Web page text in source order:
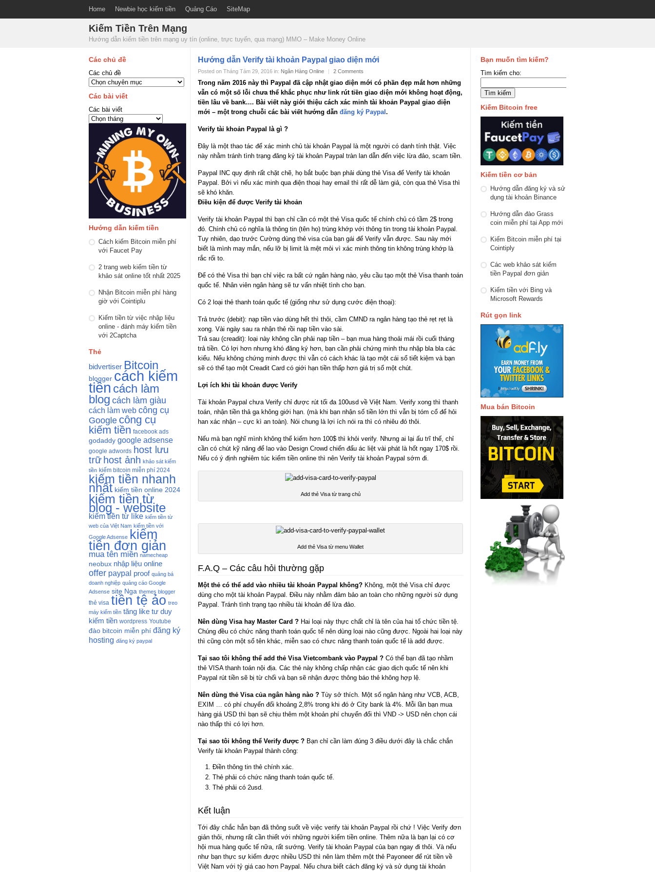
Home Newbie học kiếm tiền Quảng Cáo SiteMap
Kiếm Tiền Trên Mạng
Hướng dẫn kiếm tiền trên mạng uy tín (online, trực tuyến, qua mạng) MMO – Make Money Online
Các chủ đề
Các chủ đề
Các bài viết
Các bài viết
Hướng dẫn kiếm tiền
Cách kiếm Bitcoin miễn phí
với Faucet Pay
2 trang web kiếm tiền từ
khảo sát online tốt nhất 2025
Nhận Bitcoin miễn phí hàng
giờ với Cointiplu
Kiếm tiền từ việc nhập liệu
online - đánh máy kiếm tiền
với 2Captcha
Thẻ
bidvertiser Bitcoin
blogger cách kiếm
tiền cách làm
blog cách làm giàu
cách làm web công cụ
Google công cụ
kiếm tiền facebook ads
godaddy google adsense
google adwords host lưu
trữ host ảnh khảo sát kiếm
tiền kiếm bitcoin miễn phí 2024
kiếm tiền nhanh
nhất kiếm tiền online 2024
kiếm tiền từ
blog - website
kiếm tiền từ like kiếm tiền từ
web của Việt Nam kiếm tiền với
Google Adsense
kiếm
tiền đơn giản
mua tên miền namecheap
neobux nhập liệu online
offer paypal proof quảng bá
doanh nghiệp quảng cáo Google
Adsense site Nga themes blogger
thẻ visa tiền tệ ảo treo
máy kiếm tiền tăng like tư duy
kiếm tiền wordpress Youtube
đào bitcoin miễn phí đăng ký
hosting đăng ký paypal
Hướng dẫn Verify tài khoản Paypal giao diện mới
Posted on Tháng Tám 29, 2016 in: Ngân Hàng Online | 2 Comments
Trong năm 2016 này thì Paypal đã cập nhật giao diện mới có phần đẹp mắt hơn những
vẫn có một số lỗi chưa thể khắc phục như link rút tiền giao diện mới không hoạt động,
tiền lâu về bank…. Bài viết này giới thiệu cách xác minh tài khoản Paypal giao diện
mới – một trong chuỗi các bài viết hướng dẫn đăng ký Paypal .
Verify tài khoản Paypal là gì ?
Đây là một thao tác để xác minh chủ tài khoản Paypal là một người có danh tính thật. Việc
này nhằm tránh tình trạng đăng ký tài khoản Paypal tràn lan dẫn đến việc lừa đảo, scam tiền.
Paypal INC quy định rất chặt chẽ, họ bắt buộc bạn phải dùng thẻ Visa để Verify tài khoản
Paypal. Bởi vì nếu xác minh qua điện thoại hay email thì rất dễ làm giả, còn qua thẻ Visa thì
sẽ khó khăn.
Điều kiện để được Verify tài khoản
Verify tài khoản Paypal thì bạn chỉ cần có một thẻ Visa quốc tế chính chủ có tầm 2$ trong
đó. Chính chủ có nghĩa là thông tin (tên họ) trùng khớp với thông tin trong tài khoản Paypal.
Tuy nhiên, dạo trước Cường dùng thẻ visa của bạn gái để Verify vẫn được. Sau này mới
biết là mình may mắn, nếu lỡ bị limit là mệt mỏi vì xác minh thông tin không trùng khớp là
rắc rối to.
Để có thẻ Visa thì bạn chỉ việc ra bất cứ ngân hàng nào, yêu cầu tạo một thẻ Visa thanh toán
quốc tế. Nhân viên ngân hàng sẽ tư vấn nhiệt tình cho bạn.
Có 2 loại thẻ thanh toán quốc tế (giống như sử dụng cước điện thoại):
Trả trước (debit): nạp tiền vào dùng hết thì thôi, cầm CMND ra ngân hàng tạo thẻ rẹt rẹt là
xong. Vài ngày sau ra nhận thẻ rồi nạp tiền vào sài.
Trả sau (creadit): loại này không cần phải nạp tiền – bạn mua hàng thoải mái rồi cuối tháng
trả tiền. Có lợi hơn nhưng khó đăng ký hơn, bạn cần phải chứng minh thu nhập bla bla các
kiểu. Nếu không chứng minh được thì vẫn có cách khác là tạo một cái sổ tiết kiệm và bạn
sẽ có thể tạo một Creadit Card có giới hạn tiền thấp hơn giá trị sổ một chút.
Lợi ích khi tài khoản được Verify
Tài khoản Paypal chưa Verify chỉ được rút tối đa 100usd về Việt Nam. Verify xong thì thanh
toán, nhận tiền thả ga không giới hạn. (mà khi bạn nhận số tiền lớn thì vẫn bị tóm cổ để hỏi
han xác nhận – cực kì an toàn). Nói chung là lợi ích nói ra thì có nhiêu đó thôi.
Nếu mà bạn nghĩ mình không thể kiếm hơn 100$ thì khỏi verify. Nhưng ai lại ấu trĩ thế, chỉ
cần có chút kỹ năng để lao vào Design Crowd chiến đấu ác liệt vài phát là hốt ngay 170$ rồi.
Nếu có ý định nghiêm túc kiếm tiền online thì nên Verify tài khoản Paypal sớm đi.
Add thẻ Visa từ trang chủ
Add thẻ Visa từ menu Wallet
F.A.Q – Các câu hỏi thường gặp
Một thẻ có thể add vào nhiều tài khoản Paypal không? Không, một thẻ Visa chỉ được
dùng cho một tài khoản Paypal. Điều này nhằm đảm bảo an toàn cho những người sử dụng
Paypal. Tránh tình trạng tạo nhiều tài khoản để lừa đảo.
Nên dùng Visa hay Master Card ? Hai loại này thực chất chỉ là tên của hai tổ chức tiền tệ.
Chúng đều có chức năng thanh toán quốc tế nên dùng loại nào cũng được. Ngoài hai loại này
thì cũng còn một số tên khác, miễn sao có chưc năng thanh toán quốc tế là add được.
Tại sao tôi không thể add thẻ Visa Vietcombank vào Paypal ? Có thể bạn đã tạo nhầm
thẻ VISA thanh toán nội địa. Các thẻ này không chấp nhận các giao dịch quốc tế nên khi
Paypal rút tiền sẽ bị từ chối và bạn sẽ nhận được thông báo thẻ không hợp lệ.
Nên dùng thẻ Visa của ngân hàng nào ? Tùy sở thích. Một số ngân hàng như VCB, ACB,
EXIM … có phí chuyển đổi khoảng 2,8% trong khi đó ở City bank là 4%. Mỗi lần bạn mua
hàng giá USD thì bạn sẽ chịu thêm một khoản phí chuyển đổi thì VND -> USD nên chọn cái
nào thấp thì có lợi hơn.
Tại sao tôi không thể Verify được ? Bạn chỉ cần làm đúng 3 điều dưới đây là chắc chắn
Verify tài khoản Paypal thành công:
Điền thông tin thẻ chính xác.
Thẻ phải có chức năng thanh toán quốc tế.
Thẻ phải có 2usd.
Kết luận
Tới đây chắc hẳn bạn đã thông suốt về việc verify tài khoản Paypal rồi chứ ! Việc Verify đơn
giản thôi, nhưng rất cần thiết với những người kiếm tiền online. Thêm nữa là bạn lại có cơ
hội mua hàng quốc tế nữa, rất sướng. Verify tài khoản Paypal của bạn ngay đi thôi. Và nếu
như bạn thực sự kiếm được nhiều USD thì nên làm thêm một thẻ Payoneer để rút tiền về
Việt Nam với tỷ giá cao hơn Paypal. Nếu chưa biết cách đăng ký và sử dụng tài khoản
Bạn muốn tìm kiếm?
Tìm kiếm cho:
Kiếm Bitcoin free
Kiếm tiền cơ bản
Hướng dẫn đăng ký và sử
dụng tài khoản Binance
Hướng dẫn đào Grass
coin miễn phí tại App mới
Kiếm Bitcoin miễn phí tại
Cointiply
Các web khảo sát kiếm
tiền Paypal đơn giản
Kiếm tiền với Bing và
Microsoft Rewards
Rút gọn link
Mua bán Bitcoin